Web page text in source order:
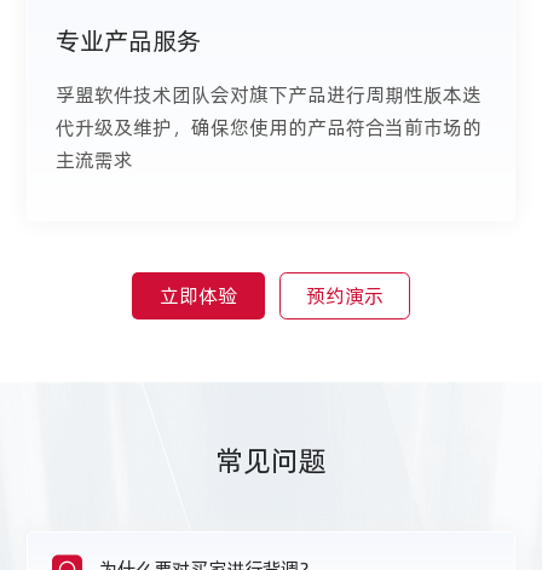
专业产品服务
孚盟软件技术团队会对旗下产品进行周期性版本迭
代升级及维护，确保您使用的产品符合当前市场的
主流需求
立即体验 预约演示
常见问题